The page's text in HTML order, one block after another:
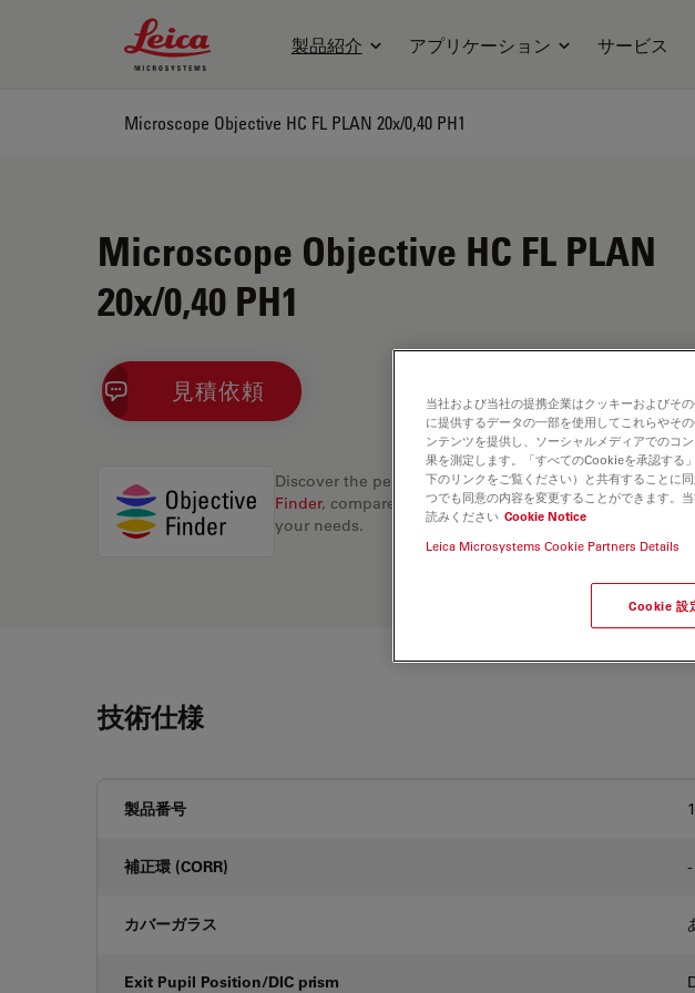
Leica Microsystems Logo
製品紹介 アプリケーション サービス
Microscope Objective HC FL PLAN 20x/0,40 PH1
Microscope Objective HC FL PLAN
20x/0,40 PH1
見積依頼
Discover the perfect solution. Explore ourObjective
Finder, compare alternatives, and find the best fit for
your needs.
技術仕様
製品番号
補正環 (CORR) -
カバーガラス
Exit Pupil Position/DIC prism
当社および当社の提携企業はクッキーおよびそ
に提供するデータの一部を使用してこれらやそ
ンテンツを提供し、ソーシャルメディアでのコ
果を測定します。「すべてのCookieを承認する
下のリンクをご覧ください）と共有することに
つでも同意の内容を変更することができます。
読みください Cookie Notice
Leica Microsystems Cookie Partners Details
Cookie 設